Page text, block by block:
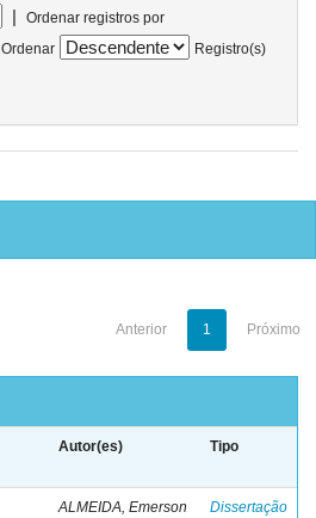
|
Ordenar registros por
Ordenar
Registro(s)
Anterior 1 Próximo
Autor(es) Tipo
ALMEIDA, Emerson
Dissertação